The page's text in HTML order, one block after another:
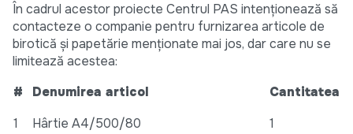
În cadrul acestor proiecte Centrul PAS intenționează să
contacteze o companie pentru furnizarea articole de
birotică și papetărie menționate mai jos, dar care nu se
limitează acestea:
#
Denumirea articol
Cantitatea
1
Hârtie А4/500/80 1